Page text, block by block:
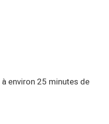
environ 25 minutes de